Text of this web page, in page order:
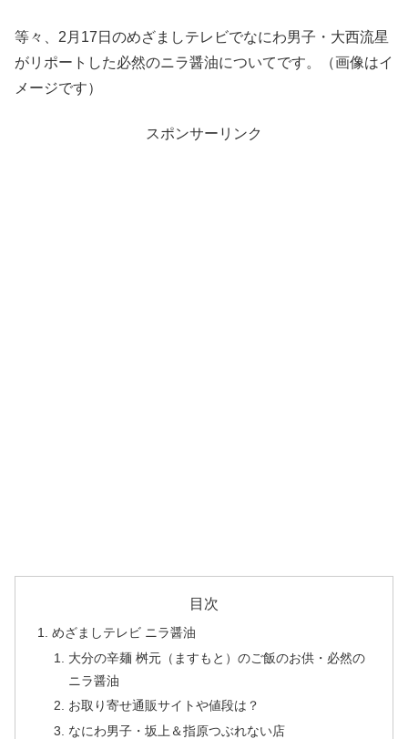
等々、2月17日のめざましテレビでなにわ男子・大西流星
がリポートした必然のニラ醤油についてです。（画像はイ
メージです）
スポンサーリンク
目次
めざましテレビ ニラ醤油
大分の辛麺 桝元（ますもと）のご飯のお供・必然の
ニラ醤油
お取り寄せ通販サイトや値段は？
なにわ男子・坂上＆指原つぶれない店